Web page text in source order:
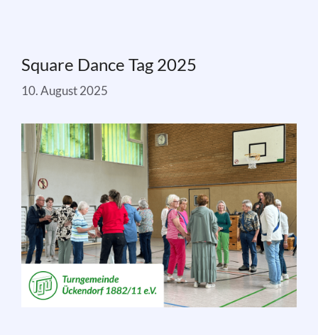
Square Dance Tag 2025
10. August 2025